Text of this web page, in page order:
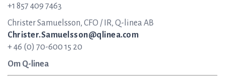
+1 857 409 7463
Christer Samuelsson, CFO / IR, Q-linea AB
Christer.Samuelsson@qlinea.com
+ 46 (0) 70-600 15 20
Om Q-linea